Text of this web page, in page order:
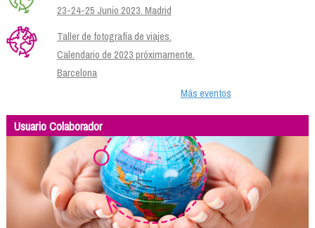
23-24-25 Junio 2023. Madrid
Taller de fotografía de viajes.
Calendario de 2023 próximamente.
Barcelona
Más eventos
Usuario Colaborador